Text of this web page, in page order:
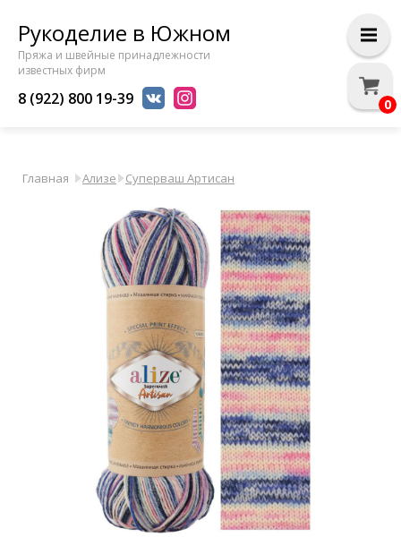
Рукоделие в Южном
Пряжа и швейные принадлежности
известных фирм
8 (922) 800 19-39
Главная Ализе Суперваш Артисан
0